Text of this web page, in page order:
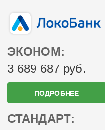
ЭКОНОМ:
3 689 687 руб.
ПОДРОБНЕЕ
СТАНДАРТ: